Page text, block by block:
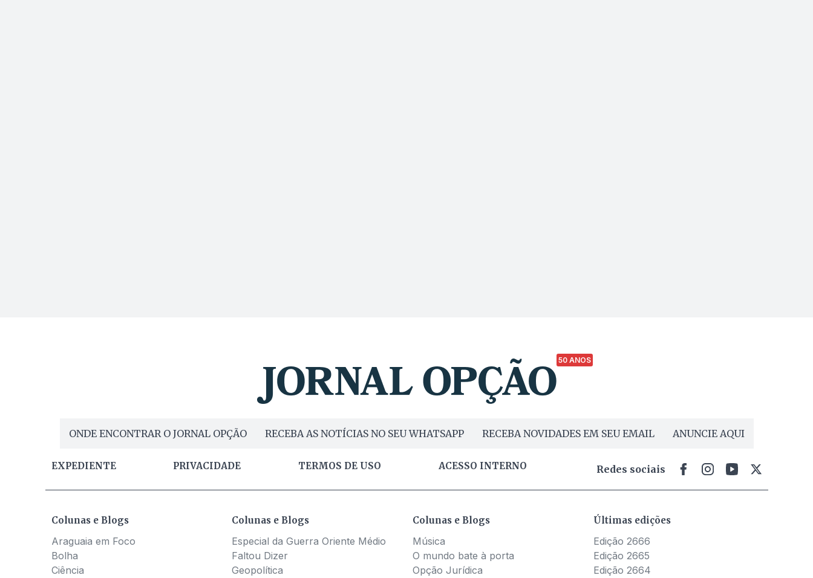
50 ANOS
ONDE ENCONTRAR O JORNAL OPÇÃO RECEBA AS NOTÍCIAS NO SEU WHATSAPP RECEBA NOVIDADES EM SEU EMAIL ANUNCIE AQUI
EXPEDIENTE PRIVACIDADE TERMOS DE USO ACESSO INTERNO Redes sociais
Colunas e Blogs
Araguaia em Foco
Bolha
Ciência
Colunas e Blogs
Especial da Guerra Oriente Médio
Faltou Dizer
Geopolítica
Colunas e Blogs
Música
O mundo bate à porta
Opção Jurídica
Últimas edições
Edição 2666
Edição 2665
Edição 2664